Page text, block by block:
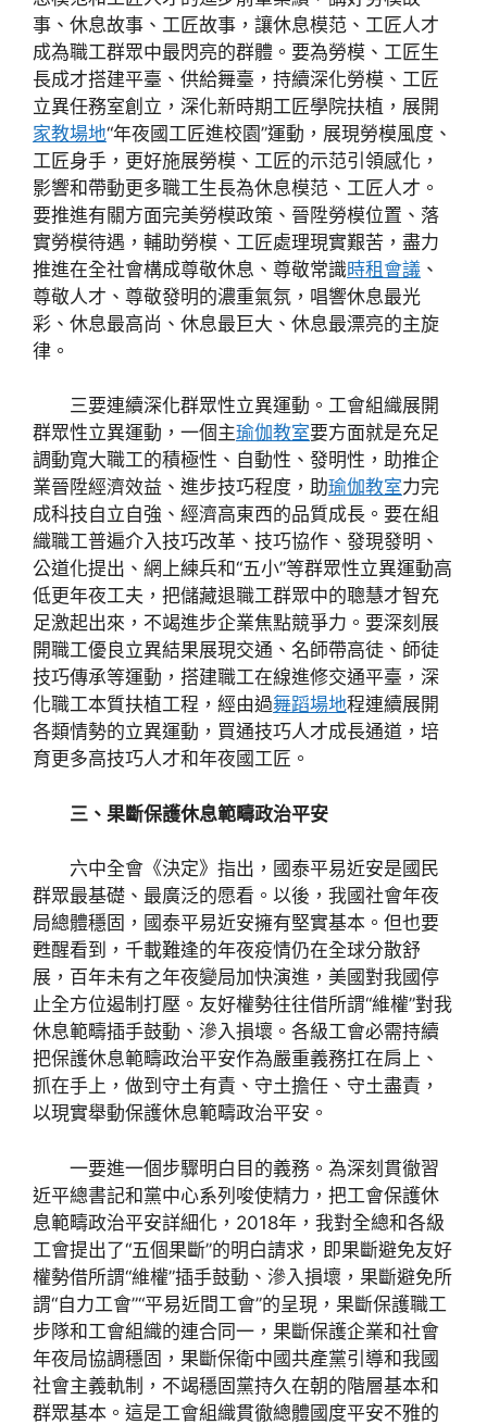
事、休息故事、工匠故事，讓休息模范、工匠人才
成為職工群眾中最閃亮的群體。要為勞模、工匠生
長成才搭建平臺、供給舞臺，持續深化勞模、工匠
立異任務室創立，深化新時期工匠學院扶植，展開
家教場地“年夜國工匠進校園”運動，展現勞模風度、
工匠身手，更好施展勞模、工匠的示范引領感化，
影響和帶動更多職工生長為休息模范、工匠人才。
要推進有關方面完美勞模政策、晉陞勞模位置、落
實勞模待遇，輔助勞模、工匠處理現實艱苦，盡力
推進在全社會構成尊敬休息、尊敬常識時租會議 、
尊敬人才、尊敬發明的濃重氣氛，唱響休息最光
彩、休息最高尚、休息最巨大、休息最漂亮的主旋
律。
三要連續深化群眾性立異運動。工會組織展開
群眾性立異運動，一個主瑜伽教室要方面就是充足
調動寬大職工的積極性、自動性、發明性，助推企
業晉陞經濟效益、進步技巧程度，助瑜伽教室力完
成科技自立自強、經濟高東西的品質成長。要在組
織職工普遍介入技巧改革、技巧協作、發現發明、
公道化提出、網上練兵和“五小”等群眾性立異運動高
低更年夜工夫，把儲藏退職工群眾中的聰慧才智充
足激起出來，不竭進步企業焦點競爭力。要深刻展
開職工優良立異結果展現交通、名師帶高徒、師徒
技巧傳承等運動，搭建職工在線進修交通平臺，深
化職工本質扶植工程，經由過舞蹈場地程連續展開
各類情勢的立異運動，買通技巧人才成長通道，培
育更多高技巧人才和年夜國工匠。
三、果斷保護休息範疇政治平安
六中全會《決定》指出，國泰平易近安是國民
群眾最基礎、最廣泛的愿看。以後，我國社會年夜
局總體穩固，國泰平易近安擁有堅實基本。但也要
甦醒看到，千載難逢的年夜疫情仍在全球分散舒
展，百年未有之年夜變局加快演進，美國對我國停
止全方位遏制打壓。友好權勢往往借所謂“維權”對我
休息範疇插手鼓動、滲入損壞。各級工會必需持續
把保護休息範疇政治平安作為嚴重義務扛在肩上、
抓在手上，做到守土有責、守土擔任、守土盡責，
以現實舉動保護休息範疇政治平安。
一要進一個步驟明白目的義務。為深刻貫徹習
近平總書記和黨中心系列唆使精力，把工會保護休
息範疇政治平安詳細化，2018年，我對全總和各級
工會提出了“五個果斷”的明白請求，即果斷避免友好
權勢借所謂“維權”插手鼓動、滲入損壞，果斷避免所
謂“自力工會”“平易近間工會”的呈現，果斷保護職工
步隊和工會組織的連合同一，果斷保護企業和社會
年夜局協調穩固，果斷保衛中國共產黨引導和我國
社會主義軌制，不竭穩固黨持久在朝的階層基本和
群眾基本。這是工會組織貫徹總體國度平安不雅的